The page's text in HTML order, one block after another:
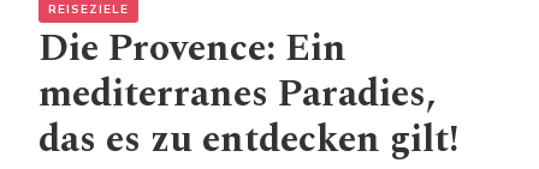
REISEZIELE
Die Provence: Ein
mediterranes Paradies,
das es zu entdecken gilt!